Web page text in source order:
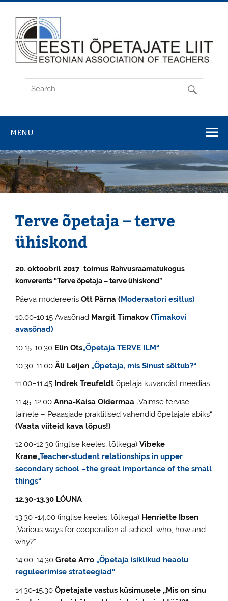
Skip
content
MENU
Terve õpetaja – terve
ühiskond
20. oktoobril 2017 toimus Rahvusraamatukogus
konverents “Terve õpetaja – terve ühiskond”
Päeva modereerisOtt Pärna (Moderaatori esitlus)
10.00-10.15 Avasõnad Margit Timakov (Timakovi
avasõnad)
10.15-10.30 Elin Ots„Õpetaja TERVE ILM“
10.30-11.00 Äli Leijen „Õpetaja, mis Sinust sõltub?“
11.00–11.45 Indrek Treufeldt õpetaja kuvandist meedias
11.45-12.00Anna-Kaisa Oidermaa „Vaimse tervise
lainele – Peaasjade praktilised vahendid õpetajale abiks“
(Vaata viiteid kava lõpus!)
12.00-12.30 (inglise keeles, tõlkega)Vibeke
Krane„Teacher-student relationships in upper
secondary school –the great importance of the small
things“
12.30-13.30 LÕUNA
13.30 -14.00 (inglise keeles, tõlkega) Henriette Ibsen
„Various ways for cooperation at school: who, how and
why?“
14.00-14.30 Grete Arro „Õpetaja isiklikud heaolu
reguleerimise strateegiad“
14.30-15.30Õpetajate vastus küsimusele „Mis on sinu